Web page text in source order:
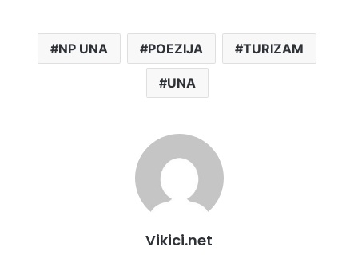
NP UNA POEZIJA TURIZAM
UNA
Vikici.net